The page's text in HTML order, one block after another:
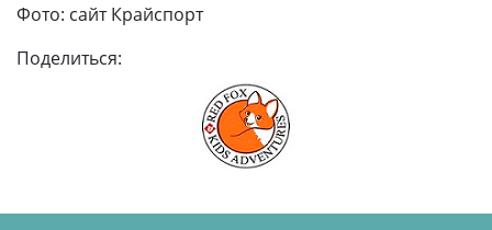
Фото: сайт Крайспорт
Поделиться: